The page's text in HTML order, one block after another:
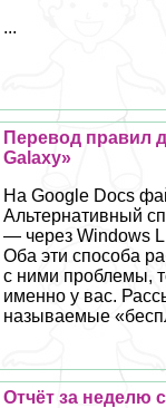
...
Перевод правил
Galaxy»
На Google Docs
Альтернативный
— через Windows
Оба эти способа
с ними проблемы,
именно у вас.
называемые
Отчёт за неделю